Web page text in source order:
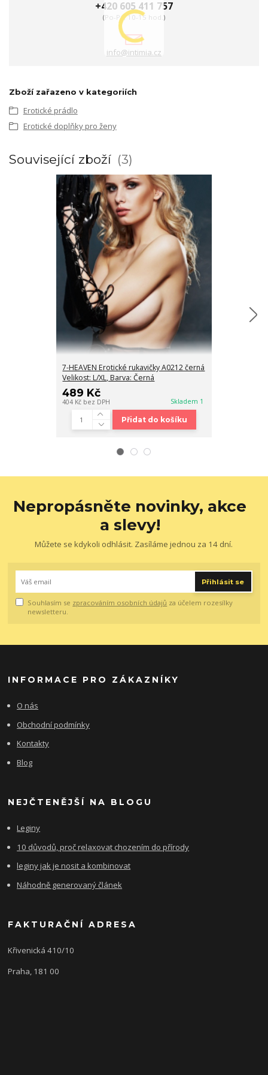
+420 605 411 757
(Po-Pá, 10-15 hod.)
info@intimia.cz
Zboží zařazeno v kategoriích
Erotické prádlo
Erotické doplňky pro ženy
Související zboží 3
7-HEAVEN Erotické rukavičky A0212 černá
Velikost: L/XL, Barva: Černá
489 Kč
404 Kč bez DPH Skladem 1
Přidat do košíku
Nepropásněte novinky, akce
a slevy!
Můžete se kdykoli odhlásit. Zasíláme jednou za 14 dní.
Přihlásit se
Souhlasím se zpracováním osobních údajů za účelem rozesílky
newsletteru.
INFORMACE PRO ZÁKAZNÍKY
O nás
Obchodní podmínky
Kontakty
Blog
NEJČTENĚJŠÍ NA BLOGU
Leginy
10 důvodů, proč relaxovat chozením do přírody
leginy jak je nosit a kombinovat
Náhodně generovaný článek
FAKTURAČNÍ ADRESA
Křivenická 410/10
Praha, 181 00